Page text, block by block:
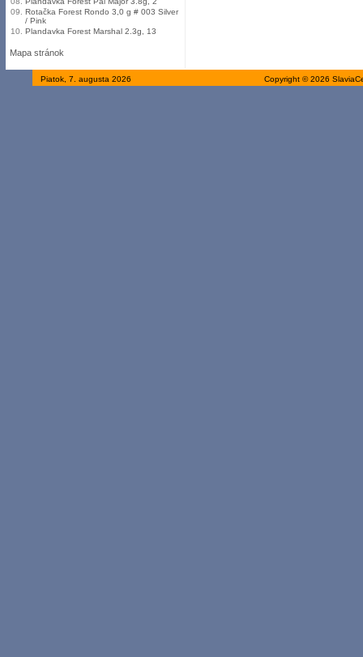
09.
Rotačka Forest Rondo 3,0 g # 003 Silver
/ Pink
10.
Plandavka Forest Marshal 2.3g, 13
Mapa stránok
Piatok, 7. augusta 2026 Copyright © 2026